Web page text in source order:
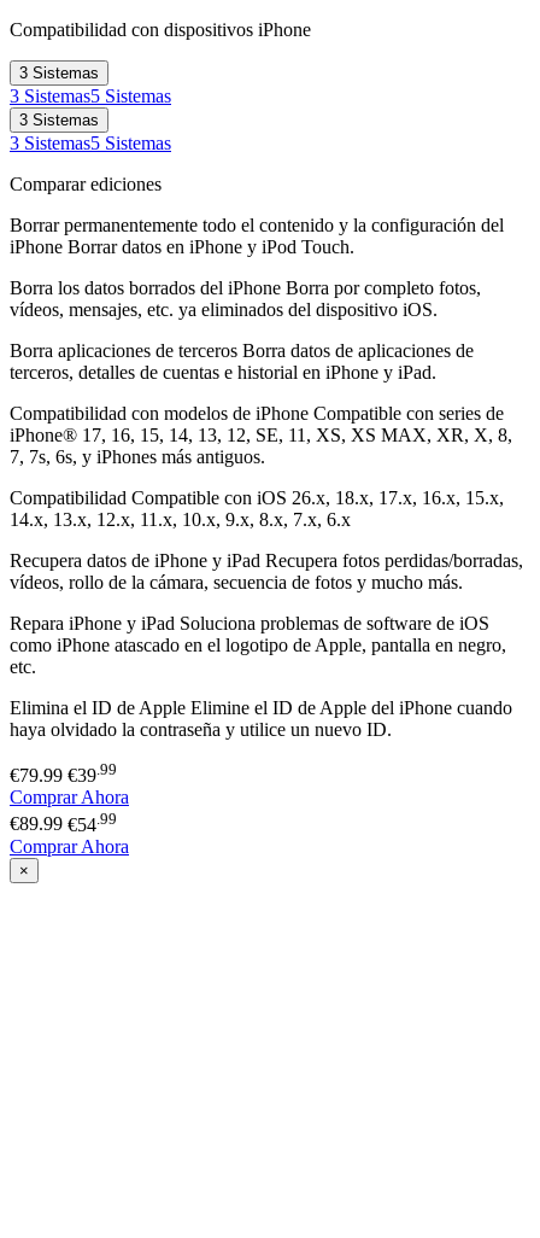
Compatibilidad con dispositivos iPhone
3 Sistemas
3 Sistemas5 Sistemas
3 Sistemas
3 Sistemas5 Sistemas
Comparar ediciones
Borrar permanentemente todo el contenido y la configuración del
iPhone Borrar datos en iPhone y iPod Touch.
Borra los datos borrados del iPhone Borra por completo fotos,
vídeos, mensajes, etc. ya eliminados del dispositivo iOS.
Borra aplicaciones de terceros Borra datos de aplicaciones de
terceros, detalles de cuentas e historial en iPhone y iPad.
Compatibilidad con modelos de iPhone Compatible con series de
iPhone® 17, 16, 15, 14, 13, 12, SE, 11, XS, XS MAX, XR, X, 8,
7, 7s, 6s, y iPhones más antiguos.
Compatibilidad Compatible con iOS 26.x, 18.x, 17.x, 16.x, 15.x,
14.x, 13.x, 12.x, 11.x, 10.x, 9.x, 8.x, 7.x, 6.x
Recupera datos de iPhone y iPad Recupera fotos perdidas/borradas,
vídeos, rollo de la cámara, secuencia de fotos y mucho más.
Repara iPhone y iPad Soluciona problemas de software de iOS
como iPhone atascado en el logotipo de Apple, pantalla en negro,
etc.
Elimina el ID de Apple Elimine el ID de Apple del iPhone cuando
haya olvidado la contraseña y utilice un nuevo ID.
€79.99 €39 .99
Comprar Ahora
€89.99 €54 .99
Comprar Ahora
×